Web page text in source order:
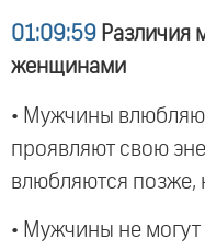
01:09:59 Различия
женщинами
• Мужчины
проявляют свою
влюбляются позже,
• Мужчины не могут